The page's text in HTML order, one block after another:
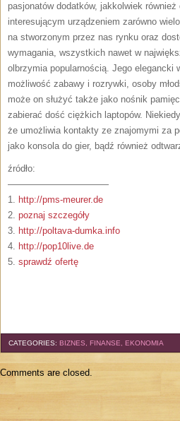
pasjonatów dodatków, jakkolwiek
interesującym urządzeniem zarówno
na stworzonym przez nas rynku oraz
wymagania, wszystkich nawet w
olbrzymia popularnością. Jego elegancki
możliwość zabawy i rozrywki, osoby
może on służyć także jako nośnik
zabierać dość ciężkich laptopów.
że umożliwia kontakty ze znajomymi za
jako konsola do gier, bądź również
źródło:
———————————
1. http://pms-meurer.de
2. poznaj szczegóły
3. http://poltava-dumka.info
4. http://pop10live.de
5. sprawdź ofertę
CATEGORIES: BIZNES, FINANSE, EKONOMIA
Comments are closed.